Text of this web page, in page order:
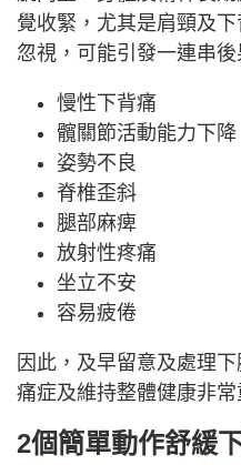
覺收緊，尤其是肩頸及
忽視，可能引發一連串後
慢性下背痛
髖關節活動能力下降
姿勢不良
脊椎歪斜
腿部麻痺
放射性疼痛
坐立不安
容易疲倦
因此，及早留意及處理
痛症及維持整體健康非常
2個簡單動作舒緩